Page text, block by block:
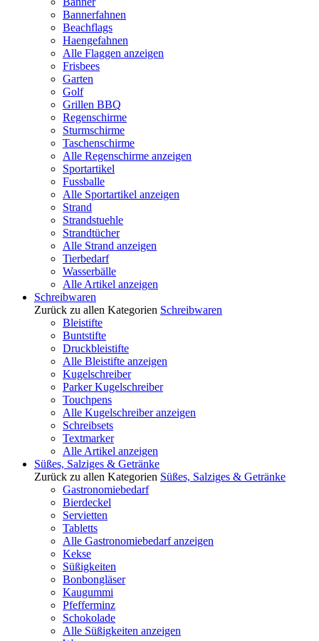
Bannerfahnen
Beachflags
Haengefahnen
Alle Flaggen anzeigen
Frisbees
Garten
Golf
Grillen BBQ
Regenschirme
Sturmschirme
Taschenschirme
Alle Regenschirme anzeigen
Sportartikel
Fussballe
Alle Sportartikel anzeigen
Strand
Strandstuehle
Strandtücher
Alle Strand anzeigen
Tierbedarf
Wasserbälle
Alle Artikel anzeigen
Schreibwaren
Zurück zu allen Kategorien Schreibwaren
Bleistifte
Buntstifte
Druckbleistifte
Alle Bleistifte anzeigen
Kugelschreiber
Parker Kugelschreiber
Touchpens
Alle Kugelschreiber anzeigen
Schreibsets
Textmarker
Alle Artikel anzeigen
Süßes, Salziges & Getränke
Zurück zu allen Kategorien Süßes, Salziges & Getränke
Gastronomiebedarf
Bierdeckel
Servietten
Tabletts
Alle Gastronomiebedarf anzeigen
Kekse
Süßigkeiten
Bonbongläser
Kaugummi
Pfefferminz
Schokolade
Alle Süßigkeiten anzeigen